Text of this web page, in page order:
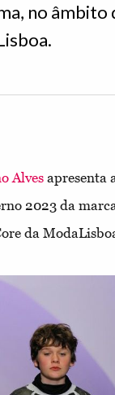
no âmbito
Alvesapresenta
2023 da
da